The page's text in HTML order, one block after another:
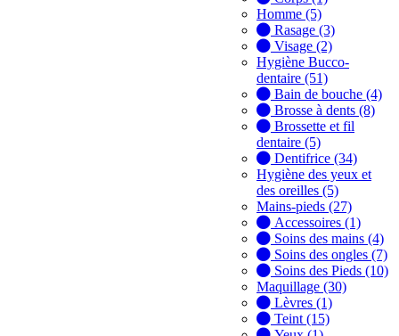
Homme (5)
Rasage (3)
Visage (2)
Hygiène Bucco-
dentaire (51)
Bain de bouche (4)
Brosse à dents (8)
Brossette et fil
dentaire (5)
Dentifrice (34)
Hygiène des yeux et
des oreilles (5)
Mains-pieds (27)
Accessoires (1)
Soins des mains (4)
Soins des ongles (7)
Soins des Pieds (10)
Maquillage (30)
Lèvres (1)
Teint (15)